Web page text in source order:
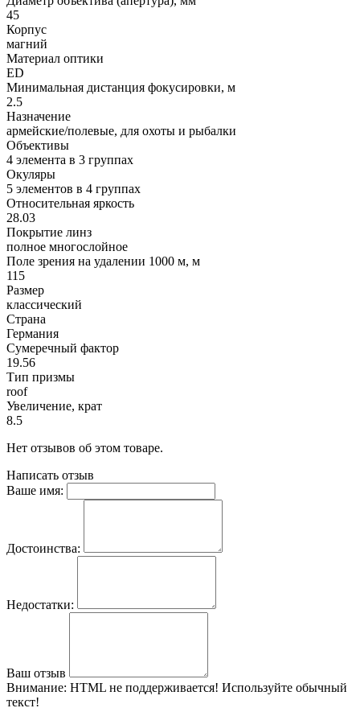
45
Корпус
магний
Материал оптики
ED
Минимальная дистанция фокусировки, м
2.5
Назначение
армейские/полевые, для охоты и рыбалки
Объективы
4 элемента в 3 группах
Окуляры
5 элементов в 4 группах
Относительная яркость
28.03
Покрытие линз
полное многослойное
Поле зрения на удалении 1000 м, м
115
Размер
классический
Страна
Германия
Сумеречный фактор
19.56
Тип призмы
roof
Увеличение, крат
8.5
Нет отзывов об этом товаре.
Написать отзыв
Ваше имя:
Достоинства:
Недостатки:
Ваш отзыв
Внимание: HTML не поддерживается! Используйте обычный
текст!